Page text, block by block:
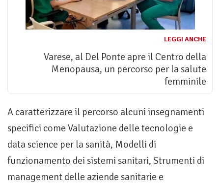
LEGGI ANCHE
Varese, al Del Ponte apre il Centro della
Menopausa, un percorso per la salute
femminile
A caratterizzare il percorso alcuni insegnamenti
specifici come Valutazione delle tecnologie e
data science per la sanità, Modelli di
funzionamento dei sistemi sanitari, Strumenti di
management delle aziende sanitarie e